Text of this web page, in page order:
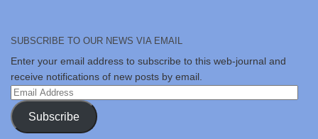
SUBSCRIBE TO OUR NEWS VIA EMAIL
Enter your email address to subscribe to this web-journal and
receive notifications of new posts by email.
Email
Address
Subscribe